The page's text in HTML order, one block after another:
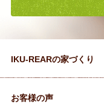
IKU-REARの家づくり
お客様の声